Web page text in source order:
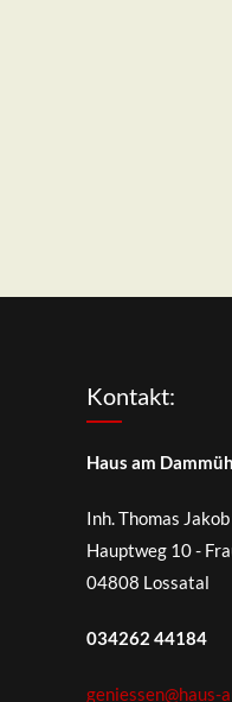
Kontakt:
Haus am
Inh. Thomas Jakob
Hauptweg 10 -
04808 Lossatal
034262 44184
geniessen@haus-